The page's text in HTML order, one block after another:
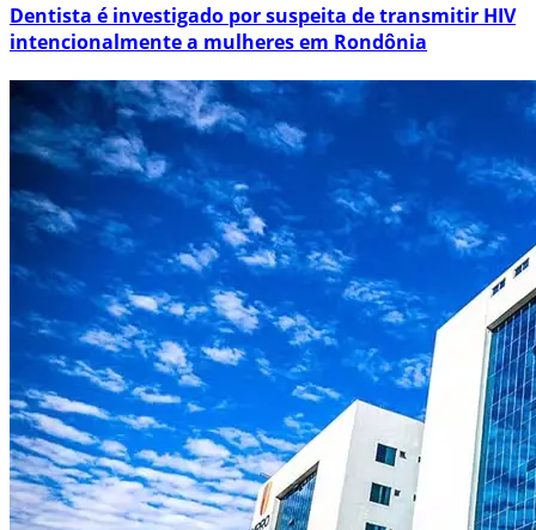
Dentista é investigado por suspeita de transmitir HIV
intencionalmente a mulheres em Rondônia